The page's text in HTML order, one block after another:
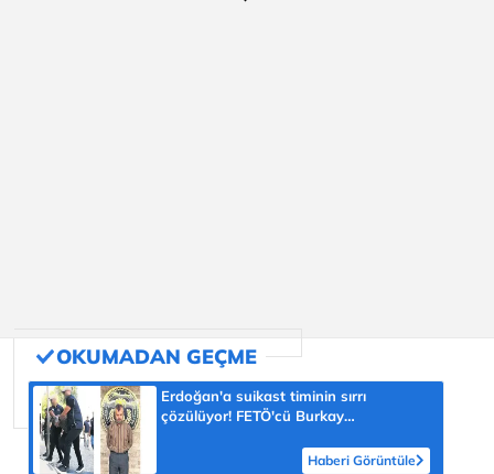
Erdoğan'a suikast timinin sırrı
çözülüyor! FETÖ'cü Burkay
Haberi Görüntüle